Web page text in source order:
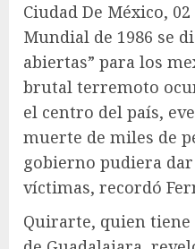
Ciudad De México,
Mundial de 1986 se
abiertas” para los
brutal terremoto
el centro del país,
muerte de miles de
gobierno pudiera
víctimas, recordó
Quirarte, quien